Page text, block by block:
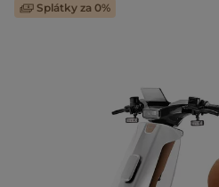
Splátky za 0%